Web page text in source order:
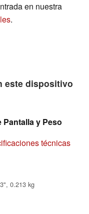
en nuestra
.
este dispositivo
Pantalla y Peso
técnicas
0.213 kg